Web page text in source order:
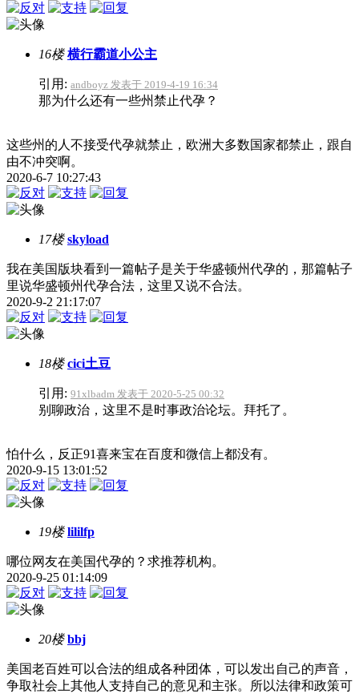
16楼 横行霸道小公主
引用: andboyz 发表于 2019-4-19 16:34
那为什么还有一些州禁止代孕？
这些州的人不接受代孕就禁止，欧洲大多数国家都禁止，跟自
由不冲突啊。
2020-6-7 10:27:43
17楼 skyload
我在美国版块看到一篇帖子是关于华盛顿州代孕的，那篇帖子
里说华盛顿州代孕合法，这里又说不合法。
2020-9-2 21:17:07
18楼 cici土豆
引用: 91xlbadm 发表于 2020-5-25 00:32
别聊政治，这里不是时事政治论坛。拜托了。
怕什么，反正91喜来宝在百度和微信上都没有。
2020-9-15 13:01:52
19楼 lililfp
哪位网友在美国代孕的？求推荐机构。
2020-9-25 01:14:09
20楼 bbj
美国老百姓可以合法的组成各种团体，可以发出自己的声音，
争取社会上其他人支持自己的意见和主张。所以法律和政策可